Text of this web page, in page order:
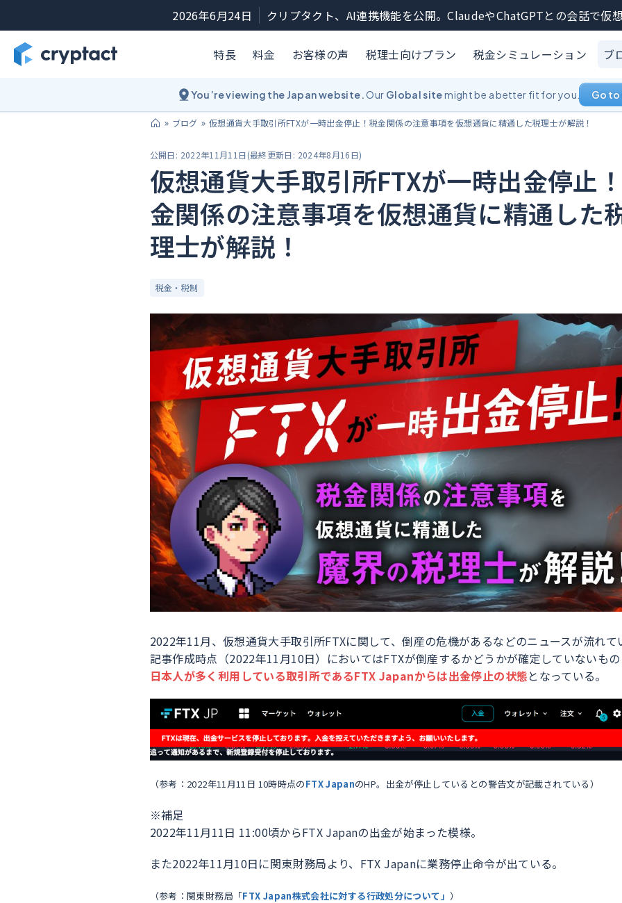
2026年6月24日 クリプタクト、AI連携機能を公開。ClaudeやChatGPTとの会話で仮
特長 料金 お客様の声 税理士向けプラン 税金シミュレーション ブ
You’re viewing the Japan website. Our Global sitemight be a better fit for you. Go to
ブログ 仮想通貨大手取引所FTXが一時出金停止！税金関係の注意事項を仮想通貨に精通した税理士が解説！
公開日: 2022年11月11日(最終更新日: 2024年8月16日)
仮想通貨大手取引所FTXが一時出金停止
金関係の注意事項を仮想通貨に精通した
理士が解説！
税金・税制
2022年11月、仮想通貨大手取引所FTXに関して、倒産の危機があるなどのニュースが流れて
記事作成時点（2022年11月10日）においてはFTXが倒産するかどうかが確定していないもの
日本人が多く利用している取引所であるFTX Japanからは出金停止の状態となっている。
（参考：2022年11月11日 10時時点のFTX JapanのHP。出金が停止しているとの警告文が記載されている）
※補足
2022年11月11日 11:00頃からFTX Japanの出金が始まった模様。
また2022年11月10日に関東財務局より、FTX Japanに業務停止命令が出ている。
（参考：関東財務局「FTX Japan株式会社に対する行政処分について」 ）